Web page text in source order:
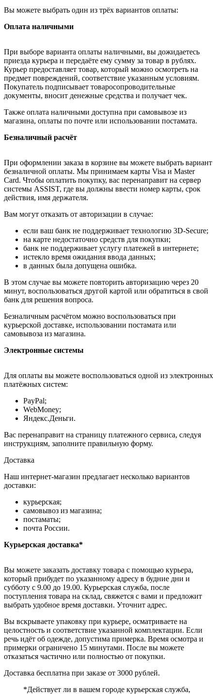
Вы можете выбрать один из трёх вариантов оплаты:
Оплата наличными
При выборе варианта оплаты наличными, вы дожидаетесь
приезда курьера и передаёте ему сумму за товар в рублях.
Курьер предоставляет товар, который можно осмотреть на
предмет повреждений, соответствие указанным условиям.
Покупатель подписывает товаросопроводительные
документы, вносит денежные средства и получает чек.
Также оплата наличными доступна при самовывозе из
магазина, оплаты по почте или использовании постамата.
Безналичный расчёт
При оформлении заказа в корзине вы можете выбрать вариант
безналичной оплаты. Мы принимаем карты Visa и Master
Card. Чтобы оплатить покупку, вас перенаправит на сервер
системы ASSIST, где вы должны ввести номер карты, срок
действия, имя держателя.
Вам могут отказать от авторизации в случае:
если ваш банк не поддерживает технологию 3D-Secure;
на карте недостаточно средств для покупки;
банк не поддерживает услугу платежей в интернете;
истекло время ожидания ввода данных;
в данных была допущена ошибка.
В этом случае вы можете повторить авторизацию через 20
минут, воспользоваться другой картой или обратиться в свой
банк для решения вопроса.
Безналичным расчётом можно воспользоваться при
курьерской доставке, использовании постамата или
самовывоза из магазина.
Электронные системы
Для оплаты вы можете воспользоваться одной из электронных
платёжных систем:
PayPal;
WebMoney;
Яндекс.Деньги.
Вас перенаправит на страницу платежного сервиса, следуя
инструкциям, заполните правильную форму.
Доставка
Наш интернет-магазин предлагает несколько вариантов
доставки:
курьерская;
самовывоз из магазина;
постаматы;
почта России.
Курьерская доставка*
Вы можете заказать доставку товара с помощью курьера,
который прибудет по указанному адресу в будние дни и
субботу с 9.00 до 19.00. Курьерская служба, после
поступления товара на склад, свяжется с вами и предложит
выбрать удобное время доставки. Уточнит адрес.
Вы вскрываете упаковку при курьере, осматриваете на
целостность и соответствие указанной комплектации. Если
речь идёт об одежде, допустима примерка. Время осмотра и
примерки ограничено 15 минутами. После вы можете
отказаться частично или полностью от покупки.
Доставка бесплатна при заказе от 3000 рублей.
*Действует ли в вашем городе курьерская служба,